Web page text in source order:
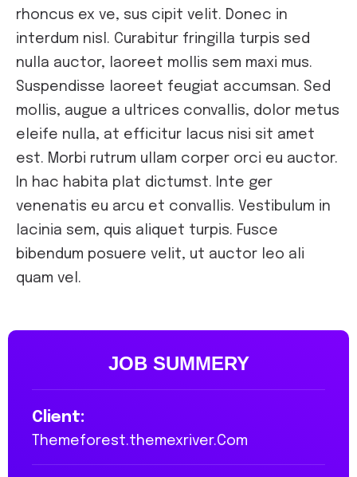
rhoncus ex ve, sus cipit velit. Donec in
interdum nisl. Curabitur fringilla turpis sed
nulla auctor, laoreet mollis sem maxi mus.
Suspendisse laoreet feugiat accumsan. Sed
mollis, augue a ultrices convallis, dolor metus
eleife nulla, at efficitur lacus nisi sit amet
est. Morbi rutrum ullam corper orci eu auctor.
In hac habita plat dictumst. Inte ger
venenatis eu arcu et convallis. Vestibulum in
lacinia sem, quis aliquet turpis. Fusce
bibendum posuere velit, ut auctor leo ali
quam vel.
JOB SUMMERY
Client:
Themeforest.themexriver.Com